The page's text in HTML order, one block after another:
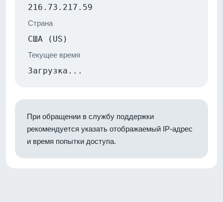
216.73.217.59
Страна
США (US)
Текущее время
Загрузка...
При обращении в службу поддержки
рекомендуется указать отображаемый IP-адрес
и время попытки доступа.